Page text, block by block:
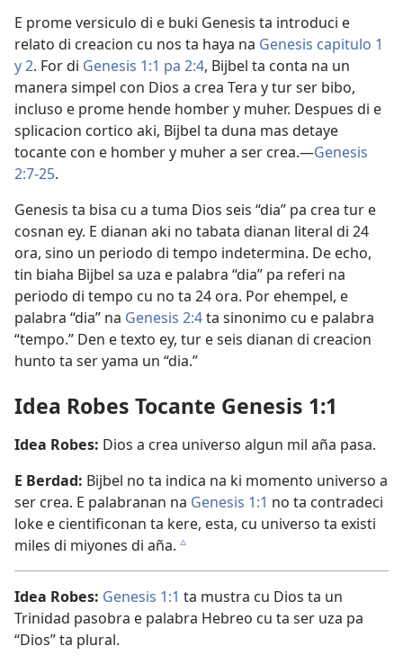
E prome versiculo di e buki Genesis ta introduci e
relato di creacion cu nos ta haya na Genesis capitulo 1
y2. For di Genesis 1:1 pa 2:4, Bijbel ta conta na un
manera simpel con Dios a crea Tera y tur ser bibo,
incluso e prome hende homber y muher. Despues di e
splicacion cortico aki, Bijbel ta duna mas detaye
tocante con e homber y muher a ser crea.—Genesis
2:7-25.
Genesis ta bisa cu a tuma Dios seis “dia” pa crea tur e
cosnan ey. E dianan aki no tabata dianan literal di 24
ora, sino un periodo di tempo indetermina. De echo,
tin biaha Bijbel sa uza e palabra “dia” pa referi na
periodo di tempo cu no ta 24 ora. Por ehempel, e
palabra “dia” na Genesis 2:4ta sinonimo cu e palabra
“tempo.” Den e texto ey, tur e seis dianan di creacion
hunto ta ser yama un “dia.”
Idea Robes Tocante Genesis 1:1
Idea Robes: Dios a crea universo algun mil aña pasa.
E Berdad: Bijbel no ta indica na ki momento universo a
ser crea. E palabranan na Genesis 1:1 no ta contradeci
loke e cientificonan ta kere, esta, cu universo ta existi
miles di miyones di aña. c
Idea Robes: Genesis 1:1 ta mustra cu Dios ta un
Trinidad pasobra e palabra Hebreo cu ta ser uza pa
“Dios” ta plural.